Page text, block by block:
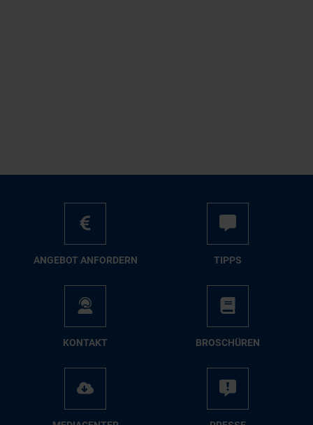
AN­GE­BOT AN­FOR­DERN TIPPS
KON­TAKT BRO­SCHÜ­REN